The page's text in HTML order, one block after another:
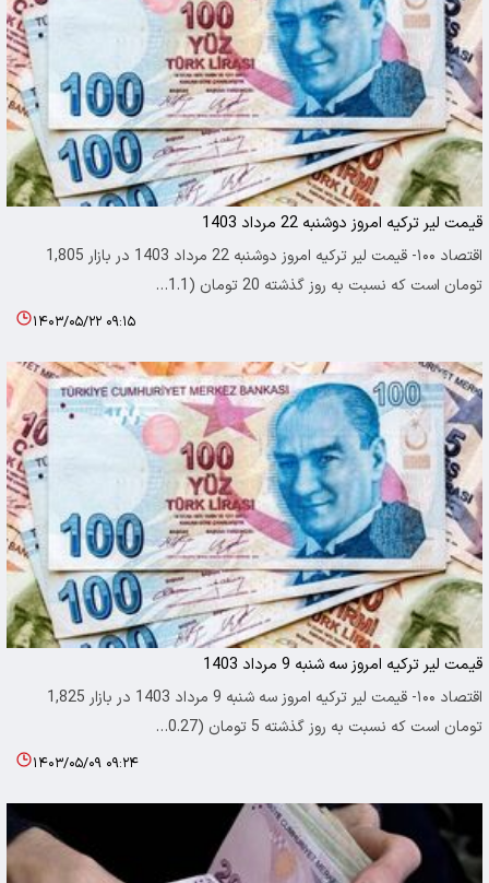
قیمت لیر ترکیه امروز دوشنبه 22 مرداد 1403
اقتصاد ۱۰۰- قیمت لیر ترکیه امروز دوشنبه 22 مرداد 1403 در بازار 1,805
تومان است که نسبت به روز گذشته 20 تومان (1.1…
۱۴۰۳/۰۵/۲۲ ۰۹:۱۵
قیمت لیر ترکیه امروز سه شنبه 9 مرداد 1403
اقتصاد ۱۰۰- قیمت لیر ترکیه امروز سه شنبه 9 مرداد 1403 در بازار 1,825
تومان است که نسبت به روز گذشته 5 تومان (0.27…
۱۴۰۳/۰۵/۰۹ ۰۹:۲۴